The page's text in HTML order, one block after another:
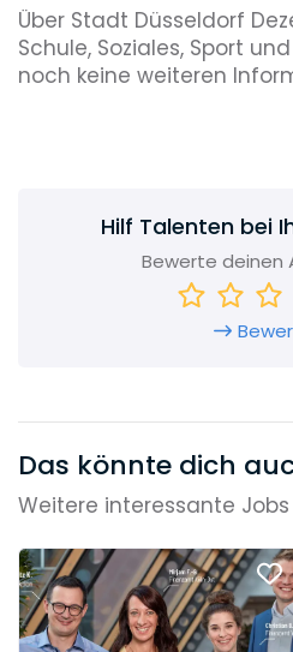
Über Stadt Düsseldorf
Schule, Soziales, Sport
noch keine weiteren
Hilf Talenten bei
Bewerte deinen
Das könnte dich
Weitere interessante